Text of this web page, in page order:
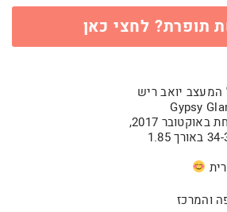
תופרת? לחצי כאן
יואב ריש
2017,
והמרכז